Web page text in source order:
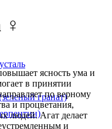
гранат)
♀
ясность ума и
в принятии
по верному
и процветания,
людей. Агат делает
и